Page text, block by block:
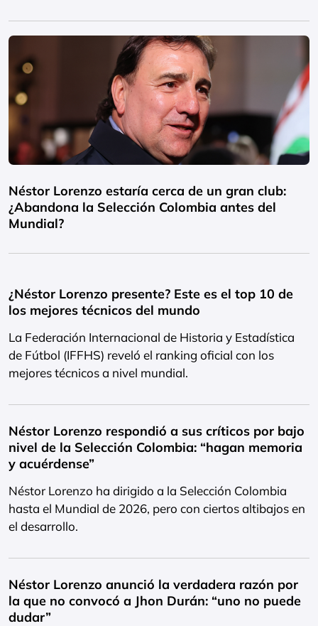
Néstor Lorenzo estaría cerca de un gran club:
¿Abandona la Selección Colombia antes del
Mundial?
¿Néstor Lorenzo presente? Este es el top 10 de
los mejores técnicos del mundo
La Federación Internacional de Historia y Estadística
de Fútbol (IFFHS) reveló el ranking oficial con los
mejores técnicos a nivel mundial.
Néstor Lorenzo respondió a sus críticos por bajo
nivel de la Selección Colombia: “hagan memoria
y acuérdense”
Néstor Lorenzo ha dirigido a la Selección Colombia
hasta el Mundial de 2026, pero con ciertos altibajos en
el desarrollo.
Néstor Lorenzo anunció la verdadera razón por
la que no convocó a Jhon Durán: “uno no puede
dudar”